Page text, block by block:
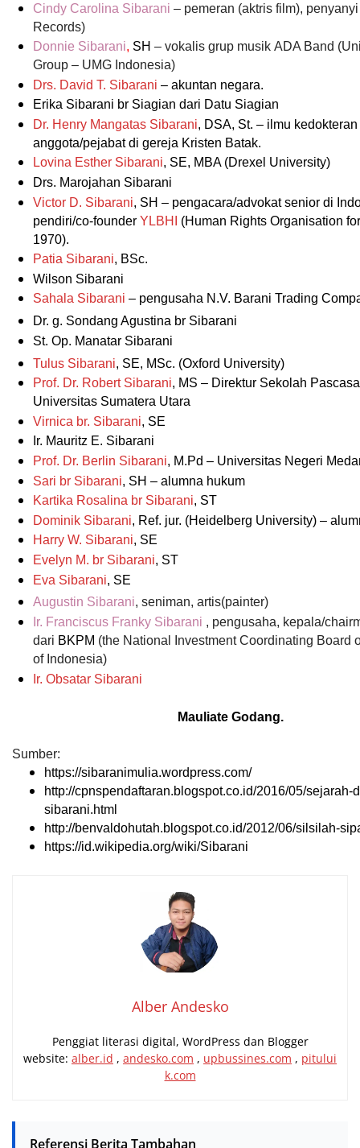
Cindy Carolina Sibarani – pemeran (aktris film),
Records)
Donnie Sibarani, SH – vokalis grup musik ADA Band
Group – UMG Indonesia)
Drs. David T. Sibarani – akuntan negara.
Erika Sibarani br Siagian dari Datu Siagian
Dr. Henry Mangatas Sibarani, DSA, St. – ilmu
anggota/pejabat di gereja Kristen Batak.
Lovina Esther Sibarani, SE, MBA (Drexel University)
Drs. Marojahan Sibarani
Victor D. Sibarani, SH – pengacara/advokat senior di
pendiri/co-founder YLBHI
(Human Rights Organisation
1970).
Patia Sibarani, BSc.
Wilson Sibarani
Sahala Sibarani – pengusaha N.V. Barani Trading
Dr. g. Sondang Agustina br Sibarani
St. Op. Manatar Sibarani
Tulus Sibarani, SE, MSc. (Oxford University)
Prof. Dr. Robert Sibarani, MS – Direktur Sekolah
Universitas Sumatera Utara
Virnica br. Sibarani, SE
Ir. Mauritz E. Sibarani
Prof. Dr. Berlin Sibarani, M.Pd – Universitas Negeri
Sari br Sibarani, SH – alumna hukum
Kartika Rosalina br Sibarani, ST
Dominik Sibarani, Ref. jur. (Heidelberg University) –
Harry W. Sibarani, SE
Evelyn M. br Sibarani, ST
Eva Sibarani, SE
Augustin Sibarani, seniman, artis(painter)
Ir. Franciscus Franky Sibarani , pengusaha, kepala/
dari BKPM (the National Investment Coordinating Board
of Indonesia)
Ir. Obsatar Sibarani
Mauliate Godang.
Sumber:
https://sibaranimulia.wordpress.com/
http://cpnspendaftaran.blogspot.co.id/2016/05/sejarah-
sibarani.html
http://benvaldohutah.blogspot.co.id/2012/06/silsilah-
https://id.wikipedia.org/wiki/Sibarani
Alber Andesko
Penggiat literasi digital, WordPress dan Blogger
website: alber.id , andesko.com , upbussines.com , pitului
k.com
Referensi Berita Tambahan